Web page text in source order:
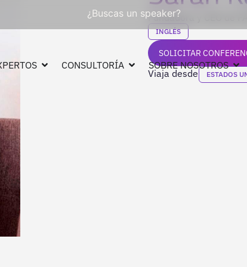
¿Buscas un speaker?
CONSULTORÍA SOBRE NOSOTROS
Fundadora y CEO de
INGLÉS
SOLICITAR
Viaja desde ESTADOS